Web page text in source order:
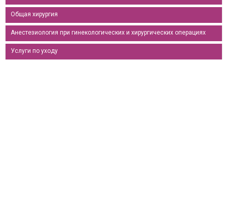
Общая хирургия
Анестезиология при гинекологических и хирургических операциях
Услуги по уходу